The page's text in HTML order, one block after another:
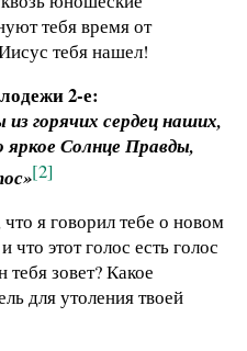
тебя время от
тебя нашел!
2-е:
горячих сердец наших,
яркое Солнце Правды,
[2]
я говорил тебе о новом
что этот голос есть голос
зовет? Какое
для утоления твоей